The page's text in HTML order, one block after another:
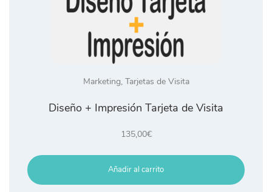
Marketing, Tarjetas de Visita
Diseño + Impresión Tarjeta de Visita
135,00€
Añadir al carrito